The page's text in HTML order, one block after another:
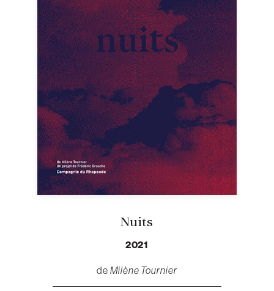
Nuits
2021
deMilène Tournier